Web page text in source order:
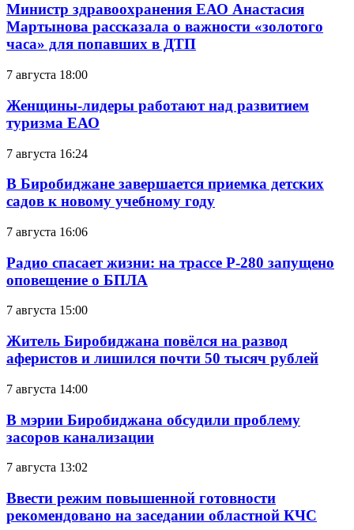
Министр здравоохранения ЕАО Анастасия
Мартынова рассказала о важности «золотого
часа» для попавших в ДТП
7 августа 18:00
Женщины-лидеры работают над развитием
туризма ЕАО
7 августа 16:24
В Биробиджане завершается приемка детских
садов к новому учебному году
7 августа 16:06
Радио спасает жизни: на трассе Р-280 запущено
оповещение о БПЛА
7 августа 15:00
Житель Биробиджана повёлся на развод
аферистов и лишился почти 50 тысяч рублей
7 августа 14:00
В мэрии Биробиджана обсудили проблему
засоров канализации
7 августа 13:02
Ввести режим повышенной готовности
рекомендовано на заседании областной КЧС